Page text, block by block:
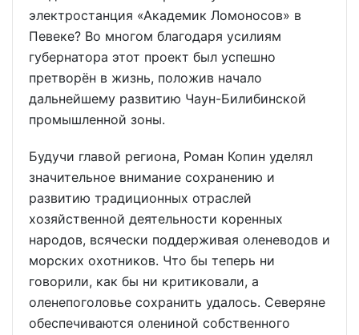
электростанция «Академик Ломоносов» в
Певеке? Во многом благодаря усилиям
губернатора этот проект был успешно
претворён в жизнь, положив начало
дальнейшему развитию Чаун-Билибинской
промышленной зоны.
Будучи главой региона, Роман Копин уделял
значительное внимание сохранению и
развитию традиционных отраслей
хозяйственной деятельности коренных
народов, всячески поддерживая оленеводов и
морских охотников. Что бы теперь ни
говорили, как бы ни критиковали, а
оленепоголовье сохранить удалось. Северяне
обеспечиваются олениной собственного